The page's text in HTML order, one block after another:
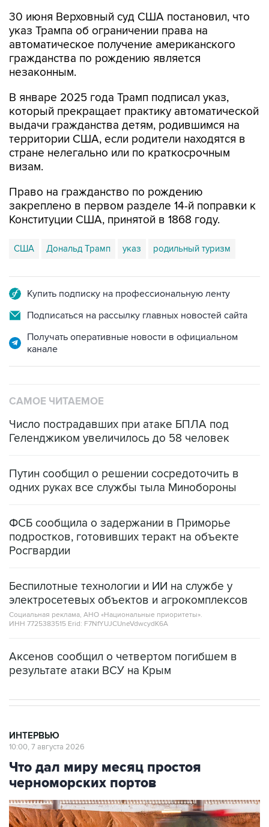
30 июня Верховный суд США постановил, что
указ Трампа об ограничении права на
автоматическое получение американского
гражданства по рождению является
незаконным.
В январе 2025 года Трамп подписал указ,
который прекращает практику автоматической
выдачи гражданства детям, родившимся на
территории США, если родители находятся в
стране нелегально или по краткосрочным
визам.
Право на гражданство по рождению
закреплено в первом разделе 14-й поправки к
Конституции США, принятой в 1868 году.
США Дональд Трамп указ родильный туризм
Купить подписку на профессиональную ленту
Подписаться на рассылку главных новостей сайта
Получать оперативные новости в официальном
канале
САМОЕ ЧИТАЕМОЕ
Число пострадавших при атаке БПЛА под
Геленджиком увеличилось до 58 человек
Путин сообщил о решении сосредоточить в
одних руках все службы тыла Минобороны
ФСБ сообщила о задержании в Приморье
подростков, готовивших теракт на объекте
Росгвардии
Беспилотные технологии и ИИ на службе у
электросетевых объектов и агрокомплексов
Социальная реклама, АНО «Национальные приоритеты».
ИНН 7725383515 Erid: F7NfYUJCUneVdwcydK6A
Аксенов сообщил о четвертом погибшем в
результате атаки ВСУ на Крым
ИНТЕРВЬЮ
10:00, 7 августа 2026
Что дал миру месяц простоя
черноморских портов